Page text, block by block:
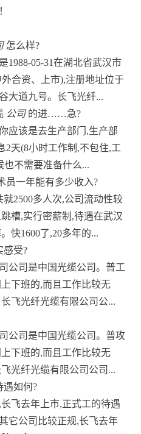
怎么样?
1988-05-31在湖北省武汉市
合资、上市),注册地址位于
大道九号。长飞光纤...
公司 的进……急?
应该是去生产部门,生产部
2天(8小时工作制,不包住,工
也不需要准备什么...
员一年能有多少收入?
2500多人次,公司流动性较
槽,实行密薪制,待遇在武汉
快1600了,20多年的...
感受?
公司是中国光缆公司。普工
下班的,而且工作比较无
飞光纤光缆有限公司公...
公司是中国光缆公司。普攻
下班的,而且工作比较无
光纤光缆有限公司公司...
遇如何?
飞去年上市,正式工的待遇
它公司比较正规,长飞去年